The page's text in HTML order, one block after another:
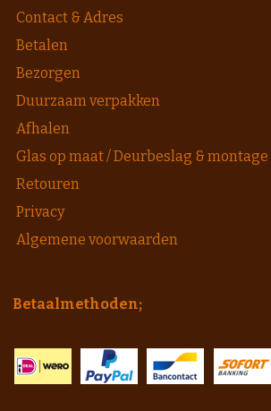
Contact & Adres
Betalen
Bezorgen
Duurzaam verpakken
Afhalen
Glas op maat / Deurbeslag & montage
Retouren
Privacy
Algemene voorwaarden
Betaalmethoden;